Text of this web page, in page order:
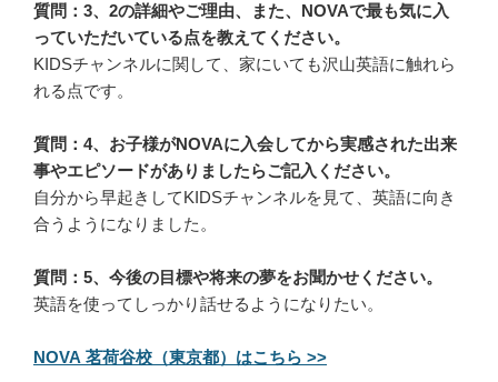
質問：3、2の詳細やご理由、また、NOVAで最も気に入
っていただいている点を教えてください。
KIDSチャンネルに関して、家にいても沢山英語に触れら
れる点です。
質問：4、お子様がNOVAに入会してから実感された出来
事やエピソードがありましたらご記入ください。
自分から早起きしてKIDSチャンネルを見て、英語に向き
合うようになりました。
質問：5、今後の目標や将来の夢をお聞かせください。
英語を使ってしっかり話せるようになりたい。
NOVA 茗荷谷校（東京都）はこちら >>